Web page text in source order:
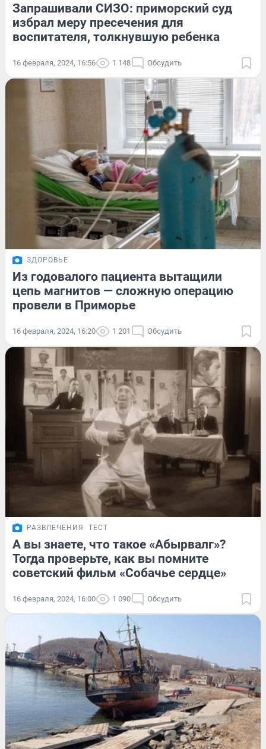
Запрашивали СИЗО: приморский суд
избрал меру пресечения для
воспитателя, толкнувшую ребенка
16 февраля, 2024, 16:56 1 148 Обсудить
ЗДОРОВЬЕ
Из годовалого пациента вытащили
цепь магнитов — сложную операцию
провели в Приморье
16 февраля, 2024, 16:20 1 201 Обсудить
РАЗВЛЕЧЕНИЯ ТЕСТ
А вы знаете, что такое «Абырвалг»?
Тогда проверьте, как вы помните
советский фильм «Собачье сердце»
16 февраля, 2024, 16:00 1 090 Обсудить